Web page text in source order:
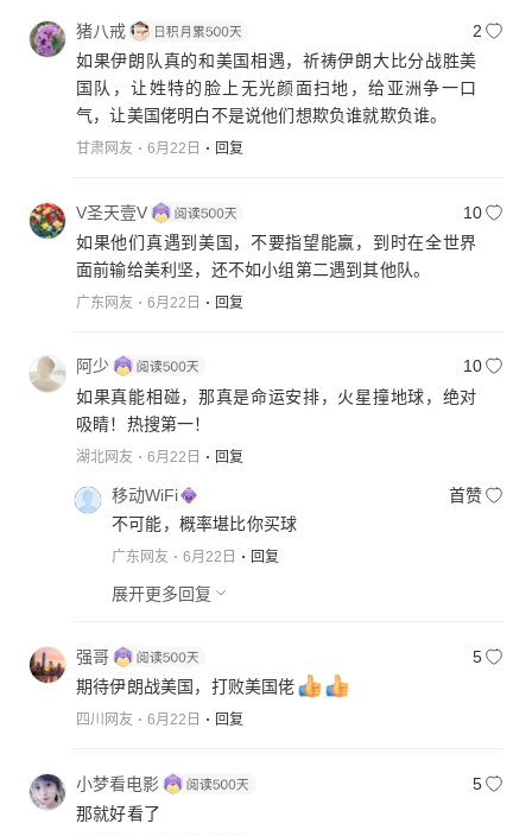
猪八戒
2
如果伊朗队真的和美国相遇，祈祷伊朗大比分战胜美
国队，让姓特的脸上无光颜面扫地，给亚洲争一口
气，让美国佬明白不是说他们想欺负谁就欺负谁。
甘肃网友 6月22日 回复
V圣天壹V
10
如果他们真遇到美国，不要指望能赢，到时在全世界
面前输给美利坚，还不如小组第二遇到其他队。
广东网友 6月22日 回复
阿少
10
如果真能相碰，那真是命运安排，火星撞地球，绝对
吸睛！热搜第一！
湖北网友 6月22日 回复
移动WiFi
首赞
不可能，概率堪比你买球
广东网友 6月22日 回复
展开更多回复
强哥
5
期待伊朗战美国，打败美国佬
四川网友 6月22日 回复
小梦看电影
5
那就好看了